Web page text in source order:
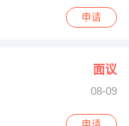
申请
面议
08-09